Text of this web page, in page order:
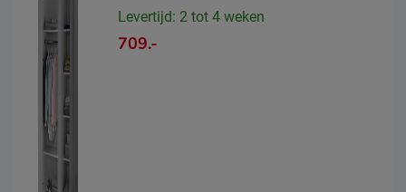
Levertijd: 2 tot 4 weken
709.-